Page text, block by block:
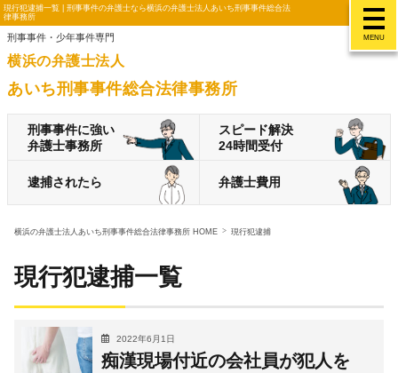
MENU
現行犯逮捕一覧 | 刑事事件の弁護士なら横浜の弁護士法人あいち刑事事件総合法
律事務所
刑事事件・少年事件専門
横浜の弁護士法人
あいち刑事事件総合法律事務所
刑事事件に強い
弁護士事務所
スピード解決
24時間受付
逮捕されたら 弁護士費用
横浜の弁護士法人あいち刑事事件総合法律事務所 HOME 現行犯逮捕
現行犯逮捕一覧
2022年6月1日
痴漢現場付近の会社員が犯人を